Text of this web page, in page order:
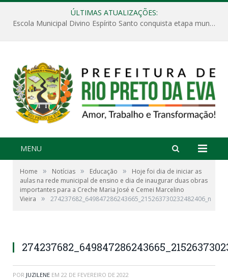
ÚLTIMAS ATUALIZAÇÕES:
Escola Municipal Divino Espírito Santo conquista etapa municipal da V Feira Amazonense de Matemática
MENU
Home » Notícias » Educação »
Hoje foi dia de iniciar as
aulas na rede municipal de ensino e dia de inaugurar duas obras
importantes para a Creche Maria José e Cemei Marcelino
Vieira
» 274237682_649847286243665_215263730232482406_n
POR JUZILENE EM 22 DE FEVEREIRO DE 2022